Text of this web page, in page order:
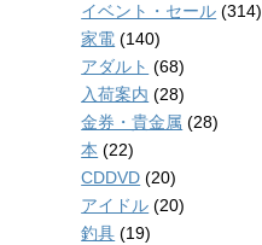
イベント・セール (314)
家電 (140)
アダルト (68)
入荷案内 (28)
金券・貴金属 (28)
本 (22)
CDDVD (20)
アイドル (20)
釣具 (19)